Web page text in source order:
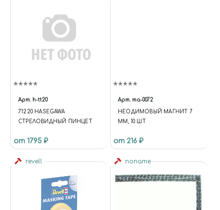
Арт. h-tt20
71220 HASEGAWA
СТРЕЛОВИДНЫЙ ПИНЦЕТ
от 1795 ₽
Арт. ma-0072
НЕОДИМОВЫЙ МАГНИТ 7
ММ, 10 ШТ
от 216 ₽
revell noname